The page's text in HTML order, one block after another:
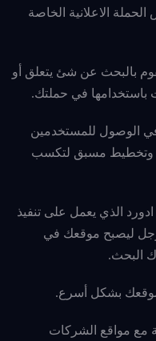
الاعلانية الخاصة
بالبحث عن شئ يتعلق أو
باستخدامها في حملتك.
في الوصول للمستخدمين
وتخطيط مسبق لتكسب
الذي يعمل على تنفيذ
ليصبح موقعك في
البحث.
موقعك بشكل أسرع.
مع مواقع الشركات